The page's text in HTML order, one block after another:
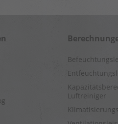
Luftreiniger